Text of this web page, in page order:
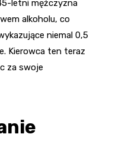
letni mężczyzna
alkoholu, co
niemal 0,5
Kierowca ten teraz
za swoje